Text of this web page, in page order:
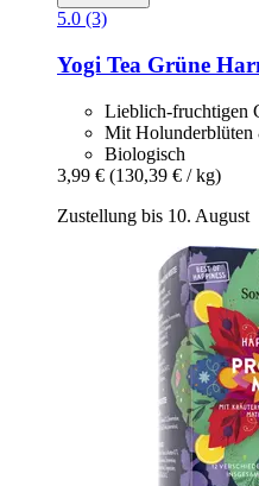
5.0 (3)
Yogi Tea Grüne
Lieblich-fruchtigen
Mit Holunderblüten
Biologisch
3,99 € (130,39 € / kg)
Zustellung bis 10. August